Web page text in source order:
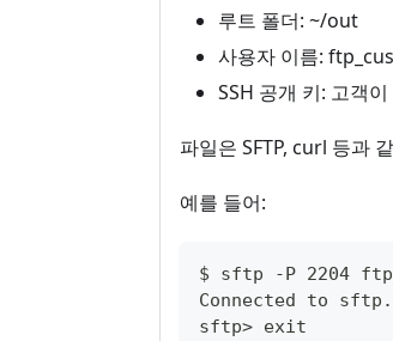
루트 폴더: ~/out
사용자 이름:
SSH 공개 키: 고객
파일은 SFTP, curl 등과
예를 들어:
$ sftp -P 2204
Connected to
sftp> exit